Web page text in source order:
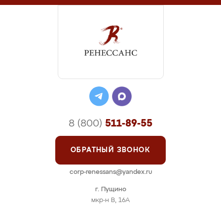
г. Пущино
мкр-н В, 16А
8 (800) 511-89-55
ОБРАТНЫЙ ЗВОНОК
corp-renessans@yandex.ru